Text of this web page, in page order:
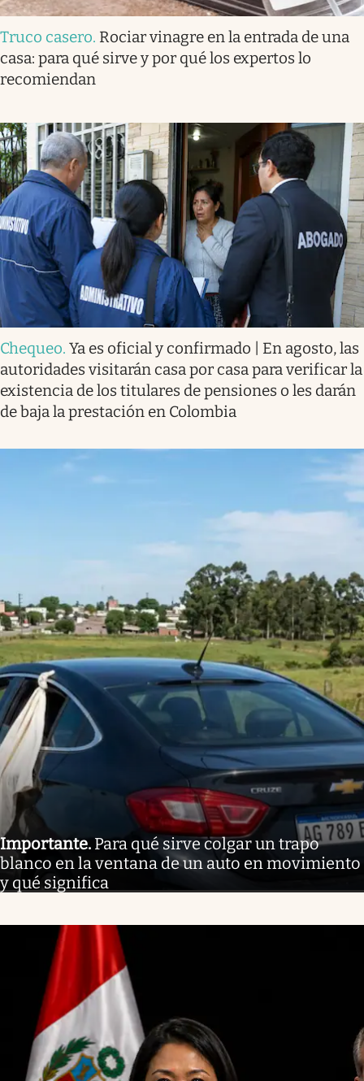
Truco casero. Rociar vinagre en la entrada de una
casa: para qué sirve y por qué los expertos lo
recomiendan
Chequeo. Ya es oficial y confirmado | En agosto, las
autoridades visitarán casa por casa para verificar la
existencia de los titulares de pensiones o les darán
de baja la prestación en Colombia
Importante. Para qué sirve colgar un trapo
blanco en la ventana de un auto en movimiento
y qué significa